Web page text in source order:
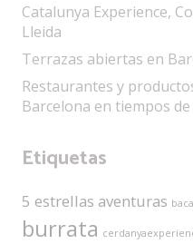
Catalunya Experience,
Lleida
Terrazas abiertas en
Restaurantes y
Barcelona en tiempos
Etiquetas
5 estrellas aventuras
burrata